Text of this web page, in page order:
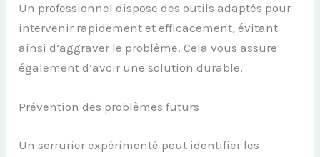
Un professionnel dispose des outils adaptés pour
intervenir rapidement et efficacement, évitant
ainsi d’aggraver le problème. Cela vous assure
également d’avoir une solution durable.
Prévention des problèmes futurs
Un serrurier expérimenté peut identifier les